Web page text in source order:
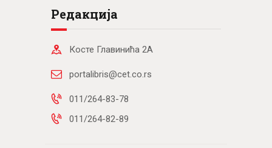
Редакција
Косте Главинића 2А
portalibris@cet.co.rs
011/264-83-78
011/264-82-89